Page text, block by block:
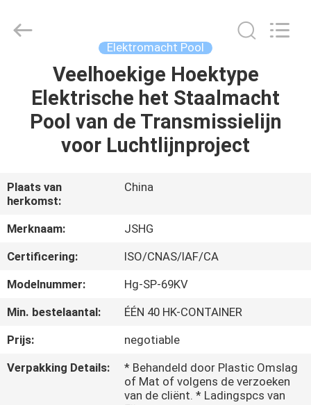
PRODUCTEN
VR-
SHOW
ONGEVEER
FABRIEKSREIS
KWALITEITSCONTROLE
co.,ltd.
Elektromacht Pool
Veelhoekige Hoektype
Elektrische het Staalmacht
Pool van de Transmissielijn
voor Luchtlijnproject
Plaats van
herkomst:
China
Merknaam:
JSHG
Certificering:
ISO/CNAS/IAF/CA
Modelnummer:
Hg-SP-69KV
Min. bestelaantal:
ÉÉN 40 HK-CONTAINER
Prijs:
negotiable
Verpakking Details:
* Behandeld door Plastic Omslag
of Mat of volgens de verzoeken
van de cliënt. * Ladingspcs van